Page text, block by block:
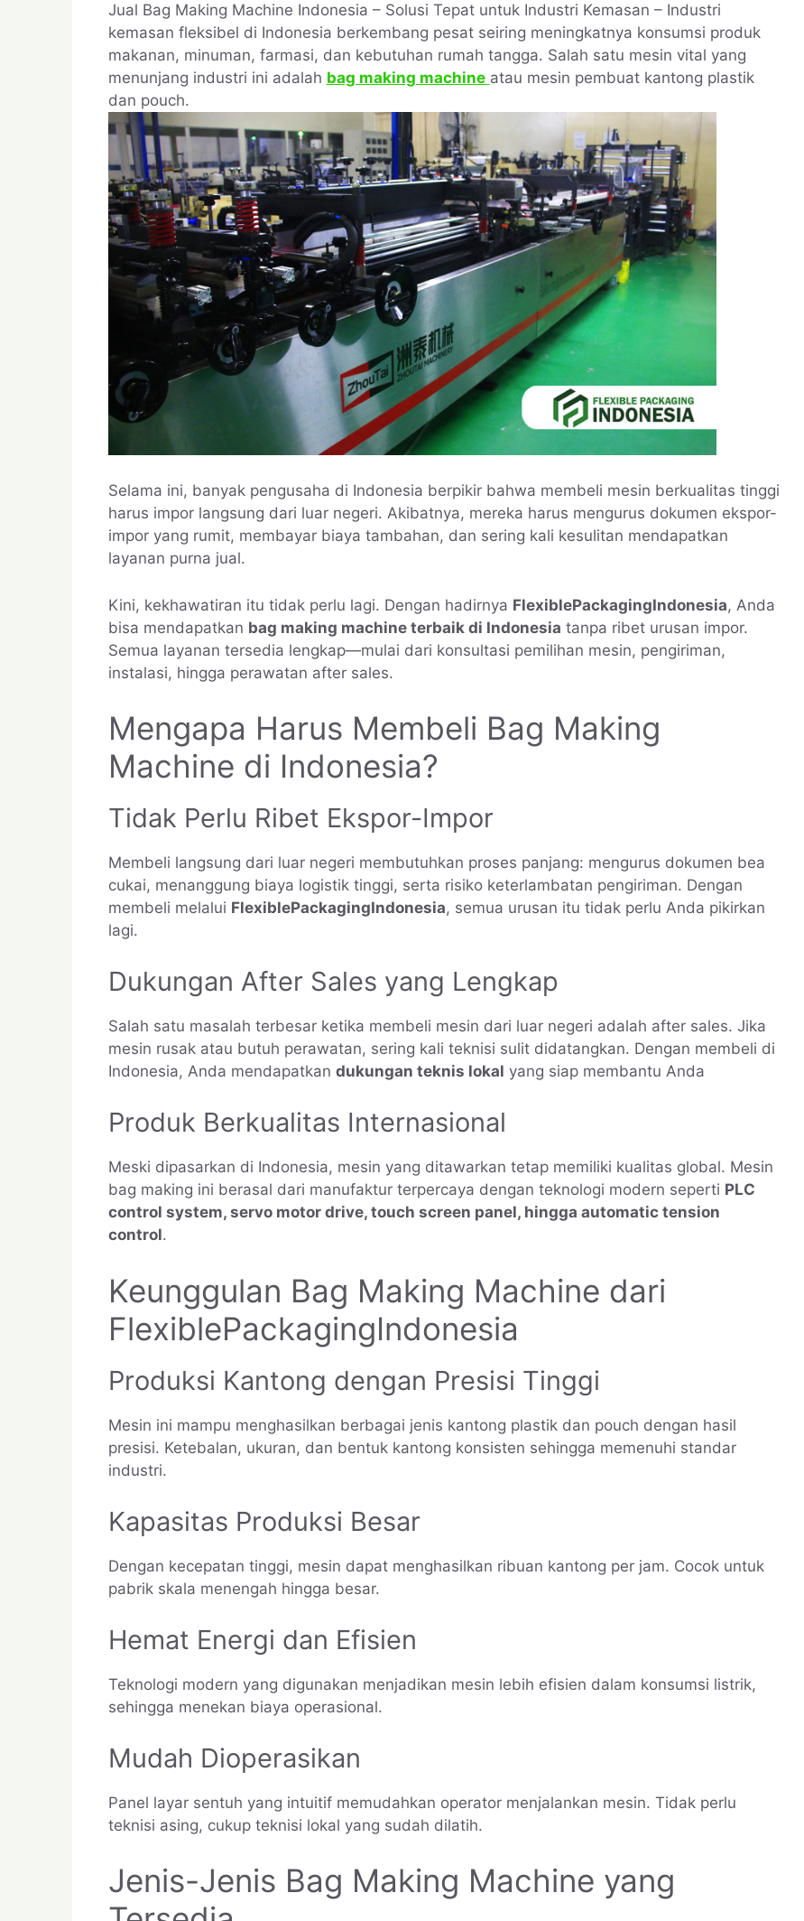
Jual Bag Making Machine Indonesia – Solusi Tepat untuk Industri Kemasan – Industri
kemasan fleksibel di Indonesia berkembang pesat seiring meningkatnya konsumsi produk
makanan, minuman, farmasi, dan kebutuhan rumah tangga. Salah satu mesin vital yang
menunjang industri ini adalah bag making machine atau mesin pembuat kantong plastik
dan pouch.
Selama ini, banyak pengusaha di Indonesia berpikir bahwa membeli mesin berkualitas tinggi
harus impor langsung dari luar negeri. Akibatnya, mereka harus mengurus dokumen ekspor-
impor yang rumit, membayar biaya tambahan, dan sering kali kesulitan mendapatkan
layanan purna jual.
Kini, kekhawatiran itu tidak perlu lagi. Dengan hadirnya FlexiblePackagingIndonesia, Anda
bisa mendapatkan bag making machine terbaik di Indonesia tanpa ribet urusan impor.
Semua layanan tersedia lengkap—mulai dari konsultasi pemilihan mesin, pengiriman,
instalasi, hingga perawatan after sales.
Mengapa Harus Membeli Bag Making
Machine di Indonesia?
Tidak Perlu Ribet Ekspor-Impor
Membeli langsung dari luar negeri membutuhkan proses panjang: mengurus dokumen bea
cukai, menanggung biaya logistik tinggi, serta risiko keterlambatan pengiriman. Dengan
membeli melalui FlexiblePackagingIndonesia, semua urusan itu tidak perlu Anda pikirkan
lagi.
Dukungan After Sales yang Lengkap
Salah satu masalah terbesar ketika membeli mesin dari luar negeri adalah after sales. Jika
mesin rusak atau butuh perawatan, sering kali teknisi sulit didatangkan. Dengan membeli di
Indonesia, Anda mendapatkan dukungan teknis lokal yang siap membantu Anda
Produk Berkualitas Internasional
Meski dipasarkan di Indonesia, mesin yang ditawarkan tetap memiliki kualitas global. Mesin
bag making ini berasal dari manufaktur terpercaya dengan teknologi modern seperti PLC
control system, servo motor drive, touch screen panel, hingga automatic tension
control.
Keunggulan Bag Making Machine dari
FlexiblePackagingIndonesia
Produksi Kantong dengan Presisi Tinggi
Mesin ini mampu menghasilkan berbagai jenis kantong plastik dan pouch dengan hasil
presisi. Ketebalan, ukuran, dan bentuk kantong konsisten sehingga memenuhi standar
industri.
Kapasitas Produksi Besar
Dengan kecepatan tinggi, mesin dapat menghasilkan ribuan kantong per jam. Cocok untuk
pabrik skala menengah hingga besar.
Hemat Energi dan Efisien
Teknologi modern yang digunakan menjadikan mesin lebih efisien dalam konsumsi listrik,
sehingga menekan biaya operasional.
Mudah Dioperasikan
Panel layar sentuh yang intuitif memudahkan operator menjalankan mesin. Tidak perlu
teknisi asing, cukup teknisi lokal yang sudah dilatih.
Jenis-Jenis Bag Making Machine yang